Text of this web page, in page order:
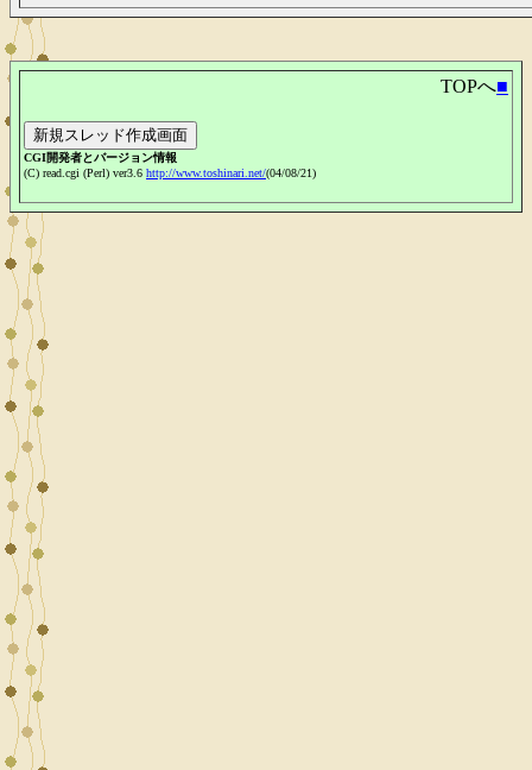
TOPへ■
CGI開発者とバージョン情報
(C) read.cgi (Perl) ver3.6 http://www.toshinari.net/(04/08/21)